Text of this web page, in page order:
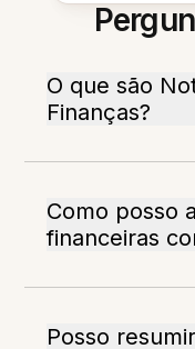
O que são
Finanças?
Como posso
financeiras
Posso